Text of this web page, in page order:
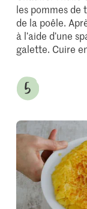
les pommes de
de la poêle.
à l’aide d’une
galette. Cuire